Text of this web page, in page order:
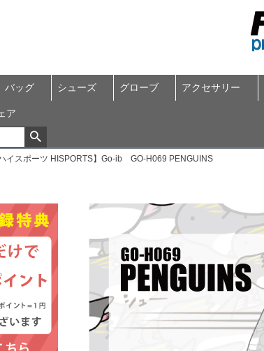
バッグ シューズ グローブ アクセサリー
ア
ハイスポーツ HISPORTS】Go-ib GO-H069 PENGUINS